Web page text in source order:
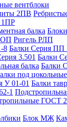
вентблоки
2ПВ
1ПР
балка
Ригель РЛП
8 Балки Серия
3.501 Балки
балка Балки
под
У 01-01 Балки
1
ГОСТ
Блок МЖ